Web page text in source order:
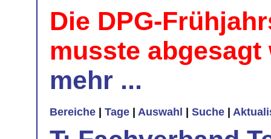
Die DPG-
musste
mehr ...
Bereiche | Tage | Auswahl | Suche |